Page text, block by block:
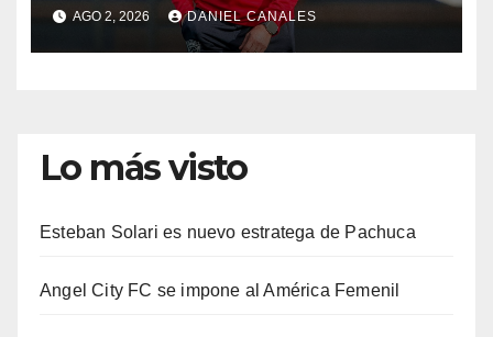
AGO 2, 2026 DANIEL CANALES
Lo más visto
Esteban Solari es nuevo estratega de Pachuca
Angel City FC se impone al América Femenil